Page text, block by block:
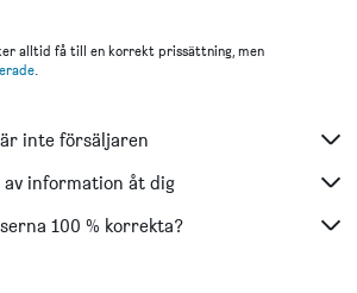
alltid få till en korrekt prissättning, men
.
inte försäljaren
av information åt dig
100 % korrekta?